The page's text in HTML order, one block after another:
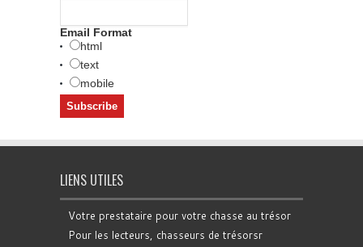
Email Format
html
text
mobile
LIENS UTILES
Votre prestataire pour votre chasse au trésor
Pour les lecteurs, chasseurs de trésorsr